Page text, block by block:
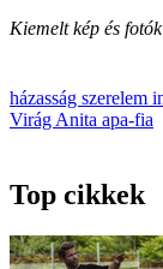
Kiemelt kép és
házasság szerelem
Virág Anita apa-fia
Top cikkek